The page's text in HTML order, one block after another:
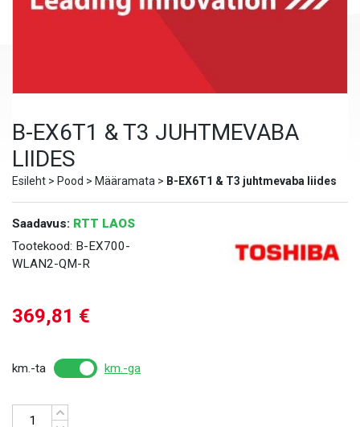
B-EX6T1 & T3 JUHTMEVABA
LIIDES
Esileht > Pood > Määramata > B-EX6T1 & T3 juhtmevaba liides
Saadavus: RTT LAOS
Tootekood: B-EX700-
WLAN2-QM-R
369,81 €
km.-ta km.-ga
Kogus